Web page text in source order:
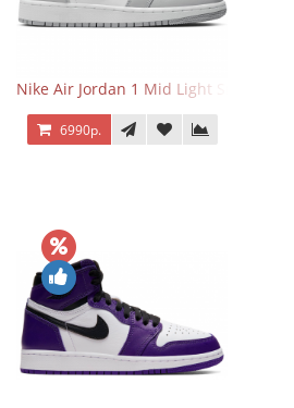
Nike Air Jordan 1 Mid Light Smoke Grey
6990р.